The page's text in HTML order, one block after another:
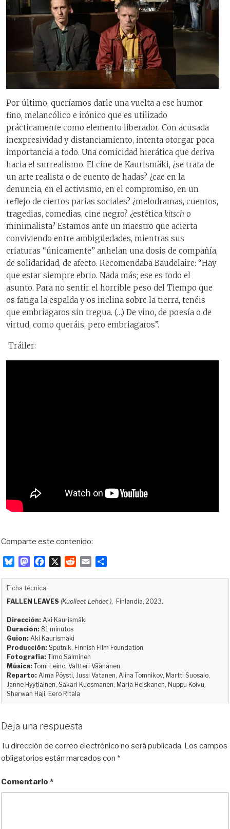
Por último, queríamos darle una vuelta a ese humor
fino, melancólico e irónico que es utilizado
prácticamente como elemento liberador. Con acusada
inexpresividad y distanciamiento, intenta otorgar poca
importancia a todo. Una comicidad hierática que deriva
hacia el surrealismo. El cine de Kaurismäki, ¿se trata de
un arte realista o de cuento de hadas? ¿cae en la
denuncia, en el activismo, en el compromiso, en un
reflejo de ciertos parias sociales? ¿melodramas, cuentos,
tragedias, comedias, cine negro? ¿estética kitsch o
minimalista? Estamos ante un maestro que acierta
conviviendo entre ambigüedades, mientras sus
criaturas “únicamente” anhelan una dosis de compañía,
de solidaridad, de afecto. Recomendaba Baudelaire: “Hay
que estar siempre ebrio. Nada más; ese es todo el
asunto. Para no sentir el horrible peso del Tiempo que
os fatiga la espalda y os inclina sobre la tierra, tenéis
que embriagaros sin tregua. (…) De vino, de poesía o de
virtud, como queráis, pero embriagaros”.
Tráiler:
Comparte este contenido:
u
s
k
y
M
o
d
o
n
b
o
o
k
X
i
t
l
a
r
Ficha técnica:
FALLEN LEAVES (Kuolleet Lehdet ), Finlandia, 2023.
Dirección: Aki Kaurismäki
Duración: 81 minutos
Guion: Aki Kaurismäki
Producción: Sputnik, Finnish Film Foundation
Fotografía: Timo Salminen
Música: Tomi Leino, Valtteri Väänänen
Reparto: Alma Pöysti, Jussi Vatanen, Alina Tomnikov, Martti Suosalo,
Janne Hyytiäinen, Sakari Kuosmanen, Maria Heiskanen, Nuppu Koivu,
Sherwan Haji, Eero Ritala
Deja una respuesta
Tu dirección de correo electrónico no será publicada. Los campos
obligatorios están marcados con *
Comentario *